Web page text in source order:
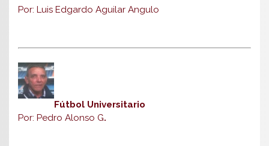
Por: Luis Edgardo Aguilar Angulo
Fútbol Universitario
Por: Pedro Alonso G.